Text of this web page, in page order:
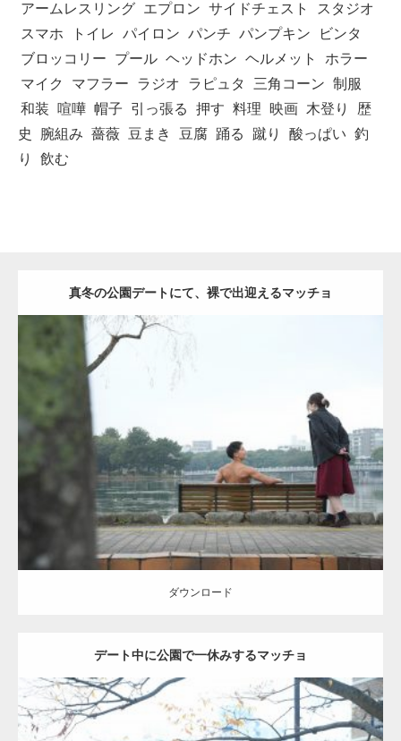
アームレスリング エプロン サイドチェスト
スタジオ
スマホ
トイレ パイロン パンチ パンプキン
ビンタ
ブロッコリー
プール ヘッドホン ヘルメット
ホラー
マイク
マフラー ラジオ ラピュタ 三角コーン 制服
和装
喧嘩 帽子 引っ張る 押す 料理 映画 木登り
歴
史
腕組み 薔薇 豆まき 豆腐 踊る 蹴り 酸っぱい 釣
り
飲む
真冬の公園デートにて、裸で出迎えるマッチョ
公園のマッチョ AKIHITO(細マッチョ) 背中
ダウンロード
ダウンロード
デート中に公園で一休みするマッチョ